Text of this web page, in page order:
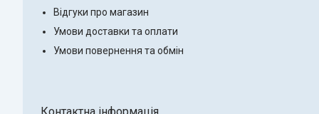
Відгуки про магазин
Умови доставки та оплати
Умови повернення та обмін